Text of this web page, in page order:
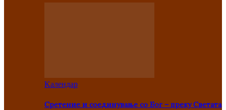
Kалендар
Сретение и соединување со Бог – преку Светата